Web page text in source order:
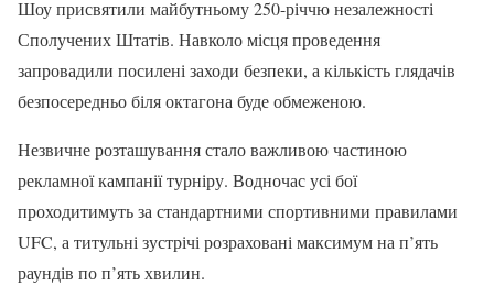
Шоу присвятили майбутньому 250-річчю незалежності
Сполучених Штатів. Навколо місця проведення
запровадили посилені заходи безпеки, а кількість глядачів
безпосередньо біля октагона буде обмеженою.
Незвичне розташування стало важливою частиною
рекламної кампанії турніру. Водночас усі бої
проходитимуть за стандартними спортивними правилами
UFC, а титульні зустрічі розраховані максимум на п’ять
раундів по п’ять хвилин.